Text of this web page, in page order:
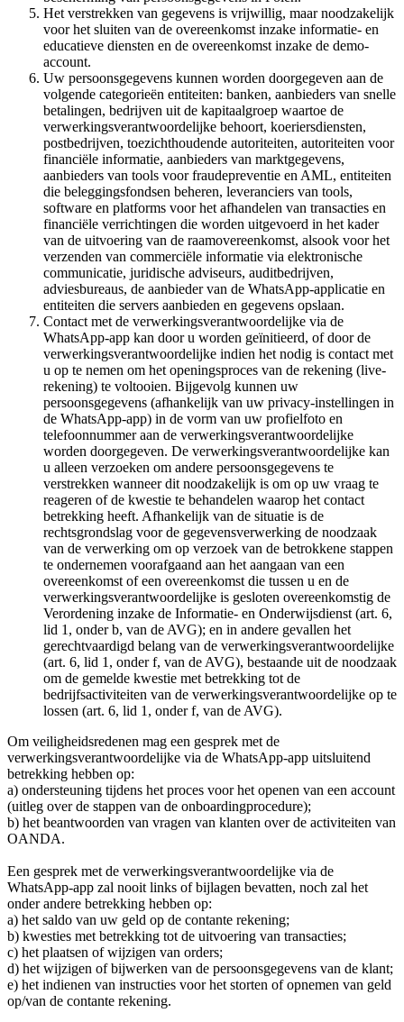
Het verstrekken van gegevens is vrijwillig, maar noodzakelijk
voor het sluiten van de overeenkomst inzake informatie- en
educatieve diensten en de overeenkomst inzake de demo-
account.
Uw persoonsgegevens kunnen worden doorgegeven aan de
volgende categorieën entiteiten: banken, aanbieders van snelle
betalingen, bedrijven uit de kapitaalgroep waartoe de
verwerkingsverantwoordelijke behoort, koeriersdiensten,
postbedrijven, toezichthoudende autoriteiten, autoriteiten voor
financiële informatie, aanbieders van marktgegevens,
aanbieders van tools voor fraudepreventie en AML, entiteiten
die beleggingsfondsen beheren, leveranciers van tools,
software en platforms voor het afhandelen van transacties en
financiële verrichtingen die worden uitgevoerd in het kader
van de uitvoering van de raamovereenkomst, alsook voor het
verzenden van commerciële informatie via elektronische
communicatie, juridische adviseurs, auditbedrijven,
adviesbureaus, de aanbieder van de WhatsApp-applicatie en
entiteiten die servers aanbieden en gegevens opslaan.
Contact met de verwerkingsverantwoordelijke via de
WhatsApp-app kan door u worden geïnitieerd, of door de
verwerkingsverantwoordelijke indien het nodig is contact met
u op te nemen om het openingsproces van de rekening (live-
rekening) te voltooien. Bijgevolg kunnen uw
persoonsgegevens (afhankelijk van uw privacy-instellingen in
de WhatsApp-app) in de vorm van uw profielfoto en
telefoonnummer aan de verwerkingsverantwoordelijke
worden doorgegeven. De verwerkingsverantwoordelijke kan
u alleen verzoeken om andere persoonsgegevens te
verstrekken wanneer dit noodzakelijk is om op uw vraag te
reageren of de kwestie te behandelen waarop het contact
betrekking heeft. Afhankelijk van de situatie is de
rechtsgrondslag voor de gegevensverwerking de noodzaak
van de verwerking om op verzoek van de betrokkene stappen
te ondernemen voorafgaand aan het aangaan van een
overeenkomst of een overeenkomst die tussen u en de
verwerkingsverantwoordelijke is gesloten overeenkomstig de
Verordening inzake de Informatie- en Onderwijsdienst (art. 6,
lid 1, onder b, van de AVG); en in andere gevallen het
gerechtvaardigd belang van de verwerkingsverantwoordelijke
(art. 6, lid 1, onder f, van de AVG), bestaande uit de noodzaak
om de gemelde kwestie met betrekking tot de
bedrijfsactiviteiten van de verwerkingsverantwoordelijke op te
lossen (art. 6, lid 1, onder f, van de AVG).
Om veiligheidsredenen mag een gesprek met de
verwerkingsverantwoordelijke via de WhatsApp-app uitsluitend
betrekking hebben op:
a) ondersteuning tijdens het proces voor het openen van een account
(uitleg over de stappen van de onboardingprocedure);
b) het beantwoorden van vragen van klanten over de activiteiten van
OANDA.
Een gesprek met de verwerkingsverantwoordelijke via de
WhatsApp-app zal nooit links of bijlagen bevatten, noch zal het
onder andere betrekking hebben op:
a) het saldo van uw geld op de contante rekening;
b) kwesties met betrekking tot de uitvoering van transacties;
c) het plaatsen of wijzigen van orders;
d) het wijzigen of bijwerken van de persoonsgegevens van de klant;
e) het indienen van instructies voor het storten of opnemen van geld
op/van de contante rekening.